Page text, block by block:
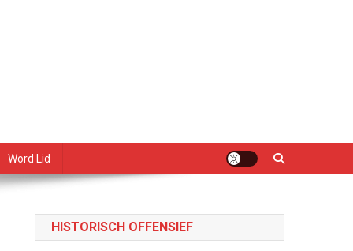
Word Lid
HISTORISCH OFFENSIEF